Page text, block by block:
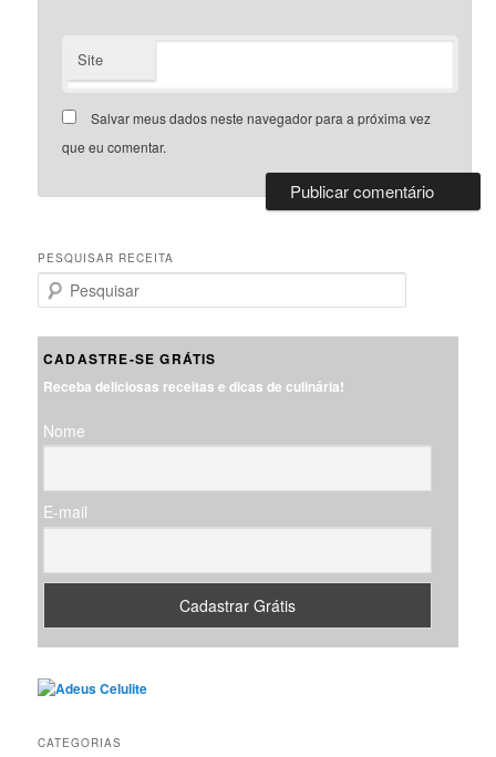
Site
Salvar meus dados neste navegador para a próxima vez
que eu comentar.
PESQUISAR RECEITA
e
u
a
CADASTRE-SE GRÁTIS
Receba deliciosas receitas e dicas de culinária!
Nome
E-mail
CATEGORIAS